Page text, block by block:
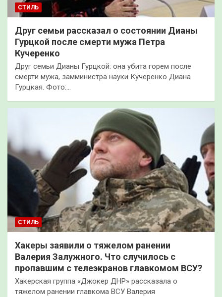
СТИЛЬ
Друг семьи рассказал о состоянии Дианы
Гурцкой после смерти мужа Петра
Кучеренко
Друг семьи Дианы Гурцкой: она убита горем после
смерти мужа, замминистра науки Кучеренко Диана
Гурцкая. Фото:…
СТИЛЬ
Хакеры заявили о тяжелом ранении
Валерия Залужного. Что случилось с
пропавшим с телеэкранов главкомом ВСУ?
Хакерская группа «Джокер ДНР» рассказала о
тяжелом ранении главкома ВСУ Валерия